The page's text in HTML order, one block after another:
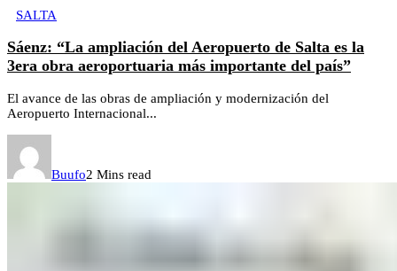
SALTA
Sáenz: “La ampliación del Aeropuerto de Salta es la
3era obra aeroportuaria más importante del país”
El avance de las obras de ampliación y modernización del
Aeropuerto Internacional...
Buufo2 Mins read